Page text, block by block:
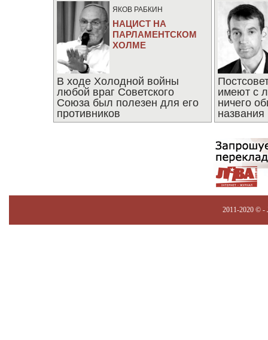
ЯКОВ РАБКИН
НАЦИСТ НА
ПАРЛАМЕНТСКОМ
ХОЛМЕ
В ходе Холодной войны
любой враг Советского
Союза был полезен для его
противников
имеют с
ничего
названия
2011-2020 © -